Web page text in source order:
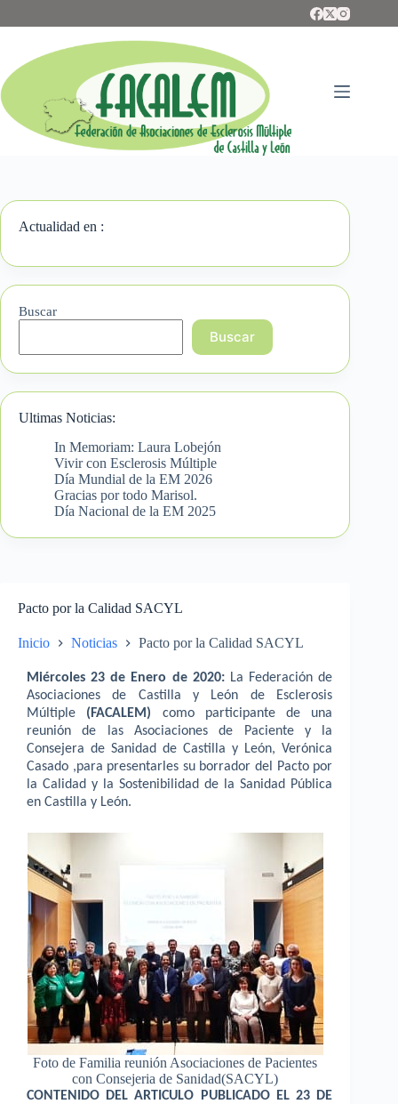
Pacto por la Calidad SACYL
Inicio Noticias Pacto por la Calidad SACYL
Miércoles 23 de Enero de 2020: La Federación de
Asociaciones de Castilla y León de Esclerosis
Múltiple (FACALEM) como participante de una
reunión de las Asociaciones de Paciente y la
Consejera de Sanidad de Castilla y León, Verónica
Casado ,para presentarles su borrador del Pacto por
la Calidad y la Sostenibilidad de la Sanidad Pública
en Castilla y León.
Foto de Familia reunión Asociaciones de Pacientes
con Consejeria de Sanidad(SACYL)
CONTENIDO DEL ARTICULO PUBLICADO EL 23 DE
Actualidad en :
Buscar
Buscar
Ultimas Noticias:
In Memoriam: Laura Lobejón
Vivir con Esclerosis Múltiple
Día Mundial de la EM 2026
Gracias por todo Marisol.
Día Nacional de la EM 2025